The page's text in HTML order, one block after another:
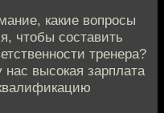
какие вопросы
чтобы составить
тренера?
нас высокая зарплата